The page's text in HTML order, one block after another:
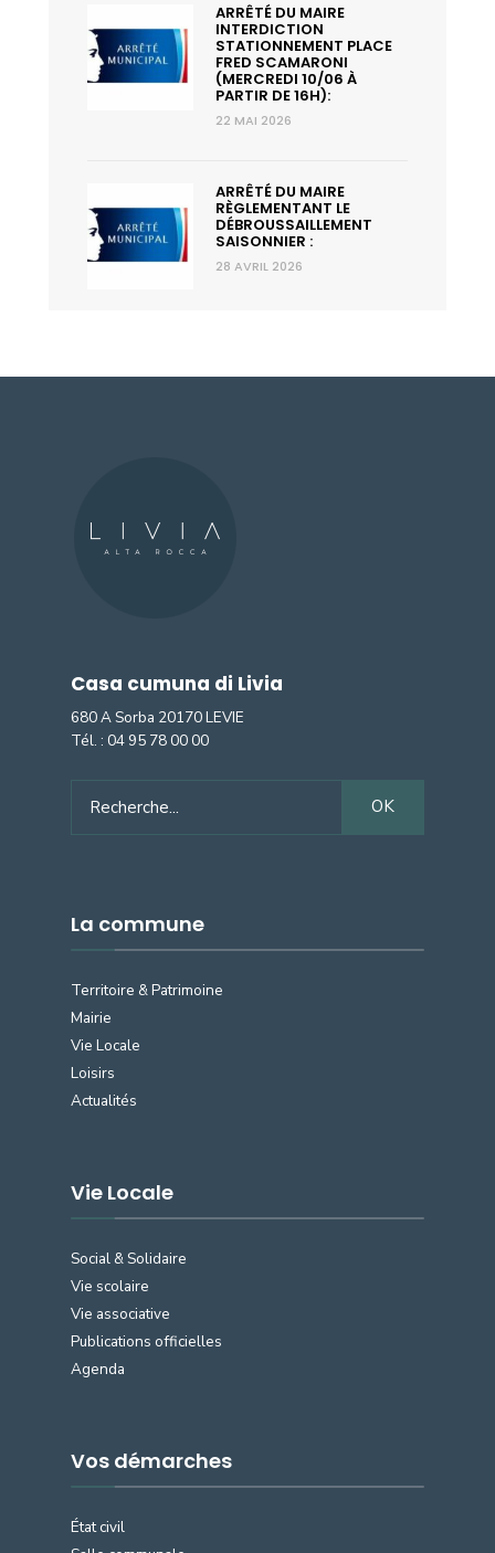
ARRÊTÉ DU MAIRE
INTERDICTION
STATIONNEMENT PLACE
FRED SCAMARONI
(MERCREDI 10/06 À
PARTIR DE 16H):
22 MAI 2026
ARRÊTÉ DU MAIRE
RÈGLEMENTANT LE
DÉBROUSSAILLEMENT
SAISONNIER :
28 AVRIL 2026
Casa cumuna di Livia
680 A Sorba 20170 LEVIE
Tél. : 04 95 78 00 00
for:
OK
La commune
Territoire & Patrimoine
Mairie
Vie Locale
Loisirs
Actualités
Vie Locale
Social & Solidaire
Vie scolaire
Vie associative
Publications officielles
Agenda
Vos démarches
État civil